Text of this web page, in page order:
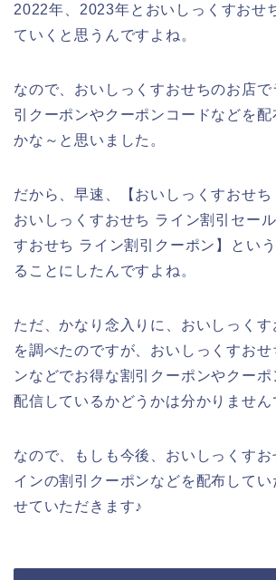
2022年、2023年とおいしっくすおせ
ていくと思うんですよね。
なので、おいしっくすおせちのお店で
引クーポンやクーポンコードなどを
かな～と思いました。
だから、早速、【おいしっくすおせち
おいしっくすおせち ライン割引セー
すおせち ライン割引クーポン】とい
ることにしたんですよね。
ただ、かなり念入りに、おいしっくす
を調べたのですが、おいしっくすおせ
ンなどでお得な割引クーポンやクーポ
配信しているかどうかは分かりません
なので、もしも今後、おいしっくすお
インの割引クーポンなどを配布してい
せていただきます♪